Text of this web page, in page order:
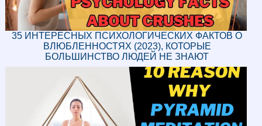
35 ИНТЕРЕСНЫХ ПСИХОЛОГИЧЕСКИХ ФАКТОВ О
ВЛЮБЛЕННОСТЯХ (2023), КОТОРЫЕ
БОЛЬШИНСТВО ЛЮДЕЙ НЕ ЗНАЮТ